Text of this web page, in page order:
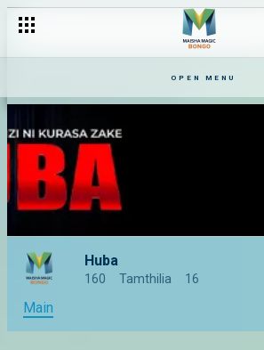
OPEN MENU
Huba
160 Tamthilia 16
Main